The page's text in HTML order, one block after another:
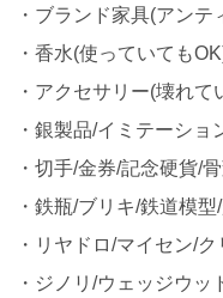
・ブランド家具(アン
・香水(使っていても
・アクセサリー(壊れて
・銀製品/イミテーショ
・切手/金券/記念硬貨/
・鉄瓶/ブリキ/鉄道模
・リヤドロ/マイセン/
・ジノリ/ウェッジウッ